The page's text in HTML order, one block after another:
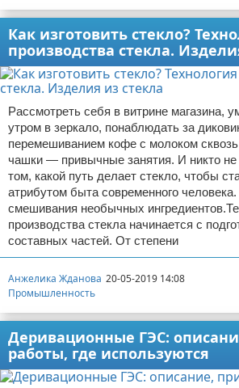
Как изготовить стекло?
производства стекла.
Рассмотреть себя в витрине магазина,
утром в зеркало, понаблюдать за
перемешиванием кофе с молоком
чашки — привычные занятия. И никто
том, какой путь делает стекло, чтобы
атрибутом быта современного
смешивания необычных
производства стекла начинается с
составных частей. От степени
Анжелика Жданова 20-05-2019 14:08
Промышленность
Деривационные ГЭС:
работы, где используются